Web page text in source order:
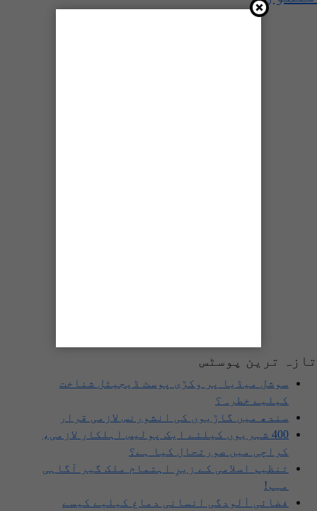
تازہ ترین پوسٹس
سوشل میڈیا پر وکڑی پوسٹ ڈیجیٹل شناخت
کیلیے خطرہ؟
سندھ میں گاڑیوں کی انشورنس لازمی قرار
400 شہریوں کیلئے ایک پولیس اہلکار لازمی،
کراچی میں صورتحال کیا ہے؟
تنظیم اسلامی کے زیرِ اہتمام ملک گیر آگاہی
مہم!
فضائی آلودگی انسانی دماغ کیلیے کیسے